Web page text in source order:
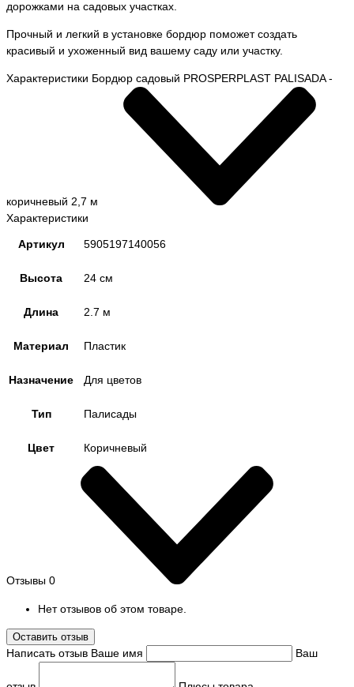
дорожками на садовых участках.
Прочный и легкий в установке бордюр поможет создать
красивый и ухоженный вид вашему саду или участку.
Характеристики Бордюр садовый PROSPERPLAST PALISADA -
коричневый 2,7 м
Характеристики
Артикул 5905197140056
Высота 24 см
Длина 2.7 м
Материал Пластик
Назначение Для цветов
Тип Палисады
Цвет Коричневый
Отзывы 0
Нет отзывов об этом товаре.
Оставить отзыв
Написать отзыв Ваше имя Ваш